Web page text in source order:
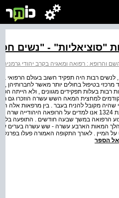
"סוציאליות" - "נשים
והרופא : רפואה ומאגיה בקרב יהודי
, לנשים רבות היה תפקיד חשוב בעולם הרפואי
מרכזי בטיפול בחולים יותר מאשר לחברותיהן
רבות בעלות תפקידים מגוונים , ולא הייתה
למחצית המאה השש עשרה הוזכרו גם
שהיה מקובל להניח בעבר . בין מרפאות אלה
הרפואה במשך שבעה חודשים . התופעה בלטה
המיין . לאורך התקופה האמורה פעלו
אל הספר